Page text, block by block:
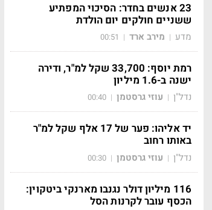
23 אנשים בחדר: הסיכוי המפתיע
ששניים חולקים יום הולדת
מדע | מירב ארד |
00:51
רמת יוסף: 33,700 שקל למ"ר, ודירה
ישנה ב-1.6 מיליון
נדל"ן | עוזי גרסטמן |
00:40
יד אליהו: פער של 17 אלף שקל למ"ר
באותו רחוב
נדל"ן | עוזי גרסטמן |
00:30
116 מיליון דולר נגנבו מארנקי ביטקוין:
הכסף עובר לקרנות הסל